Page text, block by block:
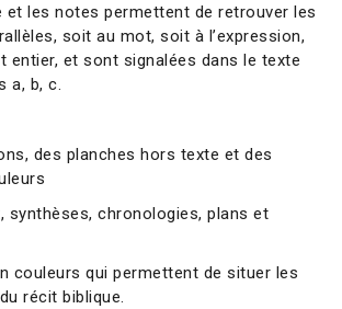
et les notes permettent de retrouver les
soit au mot, soit à l’expression,
entier, et sont signalées dans le texte
a, b, c.
des planches hors texte et des
synthèses, chronologies, plans et
couleurs qui permettent de situer les
récit biblique.